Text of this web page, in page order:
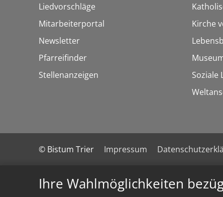
Ihre Wahlmöglichkeiten
Liedvorschläge
Mitarbeiterportal
Newsletter
Pfarreifinder
Stellenanzeigen
Kirche
Soziale
© Bistum Trier Impressum